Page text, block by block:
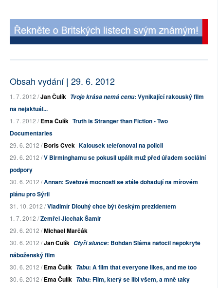
Obsah vydání | 29. 6. 2012
1. 7. 2012 /Jan Čulík Tvoje krása nemá cenu: Vynikající rakouský film
na nejaktuál...
1. 7. 2012 /Ema Čulík Truth is Stranger than Fiction - Two
Documentaries
29. 6. 2012 /Boris Cvek Kalousek telefonoval na policii
29. 6. 2012 /V Birminghamu se pokusil upálit muž před úřadem sociální
podpory
30. 6. 2012 /Annan: Světové mocnosti se stále dohadují na mírovém
plánu pro Sýrii
31. 10. 2012 /Vladimír Dlouhý chce být českým prezidentem
1. 7. 2012 /Zemřel Jicchak Šamir
29. 6. 2012 /Michael Marčák
30. 6. 2012 /Jan Čulík Čtyři slunce: Bohdan Sláma natočil nepokrytě
náboženský film
30. 6. 2012 /Ema Čulík Tabu: A film that everyone likes, and me too
30. 6. 2012 /Ema Čulík Tabu: Film, který se líbí všem, a mně taky